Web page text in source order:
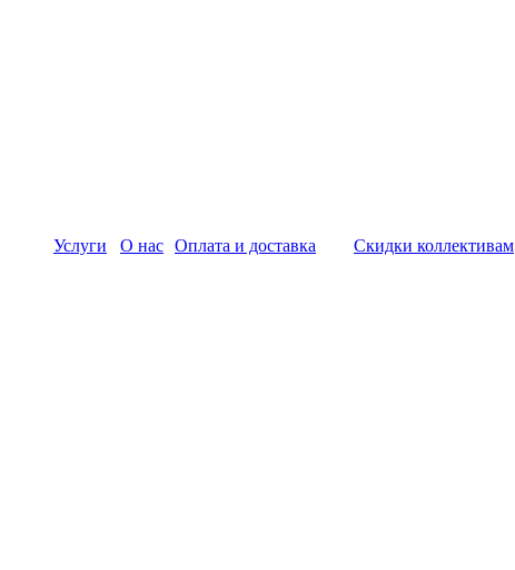
Услуги О нас Оплата и доставка Скидки коллективам